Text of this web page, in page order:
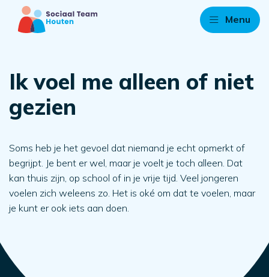
Menu
Ik voel me alleen of niet
gezien
Soms heb je het gevoel dat niemand je echt opmerkt of
begrijpt. Je bent er wel, maar je voelt je toch alleen. Dat
kan thuis zijn, op school of in je vrije tijd. Veel jongeren
voelen zich weleens zo. Het is oké om dat te voelen, maar
je kunt er ook iets aan doen.